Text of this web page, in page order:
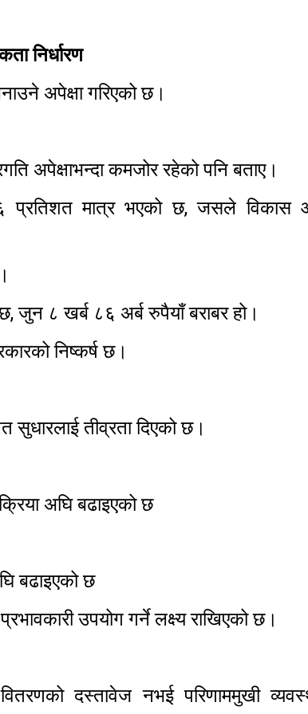
निर्धारण
अपेक्षा गरिएको छ।
अपेक्षाभन्दा कमजोर रहेको पनि बताए।
प्रतिशत मात्र भएको छ, जसले विकास
जुन ८ खर्ब ८६ अर्ब रुपैयाँ बराबर हो।
निष्कर्ष छ।
सुधारलाई तीव्रता दिएको छ।
अघि बढाइएको छ
बढाइएको छ
उपयोग गर्ने लक्ष्य राखिएको छ।
दस्तावेज नभई परिणाममुखी